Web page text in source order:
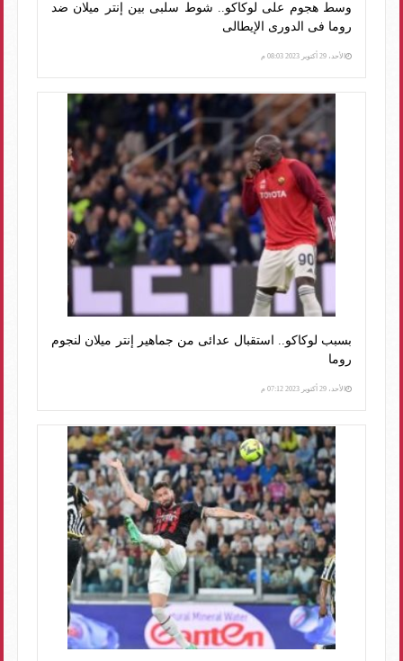
وسط هجوم على لوكاكو.. شوط سلبى بين إنتر ميلان ضد
روما فى الدورى الإيطالى
الأحد، 29 أكتوبر 2023 08:03 م
بسبب لوكاكو.. استقبال عدائى من جماهير إنتر ميلان لنجوم
روما
الأحد، 29 أكتوبر 2023 07:12 م